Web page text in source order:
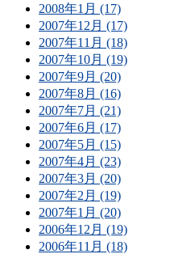
2008年1月 (17)
2007年12月 (17)
2007年11月 (18)
2007年10月 (19)
2007年9月 (20)
2007年8月 (16)
2007年7月 (21)
2007年6月 (17)
2007年5月 (15)
2007年4月 (23)
2007年3月 (20)
2007年2月 (19)
2007年1月 (20)
2006年12月 (19)
2006年11月 (18)